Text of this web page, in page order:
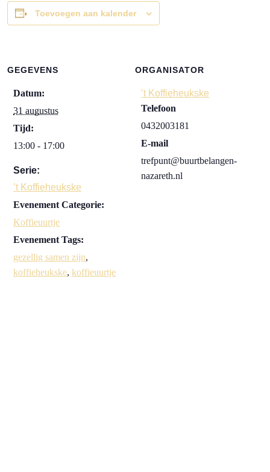
Toevoegen aan kalender
GEGEVENS
Datum:
31 augustus
Tijd:
13:00 - 17:00
Serie:
’t Koffieheukske
Evenement Categorie:
Koffieuurtje
Evenement Tags:
gezellig samen zijn,
koffieheukske, koffieuurtje
ORGANISATOR
’t Koffieheukske
Telefoon
0432003181
E-mail
trefpunt@buurtbelangen-
nazareth.nl